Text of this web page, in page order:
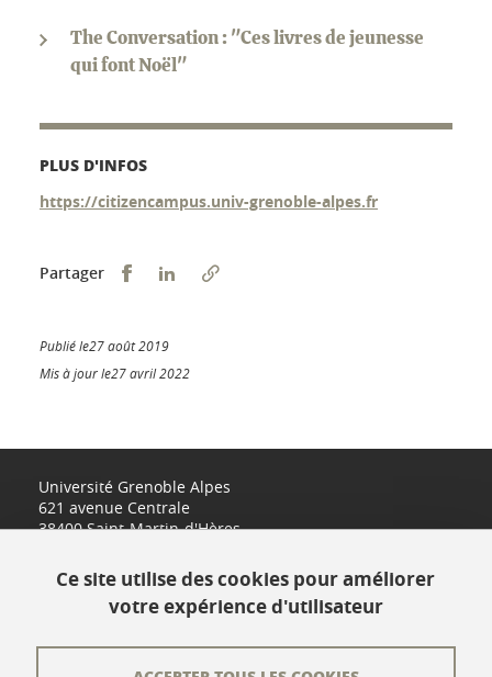
The Conversation : "Ces livres de jeunesse
qui font Noël"
PLUS D'INFOS
https://citizencampus.univ-grenoble-alpes.fr
Partager Partager sur Facebook
Partager sur LinkedIn
Publié le27 août 2019
Mis à jour le27 avril 2022
Université Grenoble Alpes
621 avenue Centrale
38400 Saint-Martin-d'Hères
Ce site utilise des cookies pour améliorer
votre expérience d'utilisateur